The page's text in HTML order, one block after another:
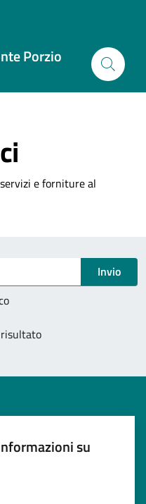
Porzio
e forniture al
Invio
su